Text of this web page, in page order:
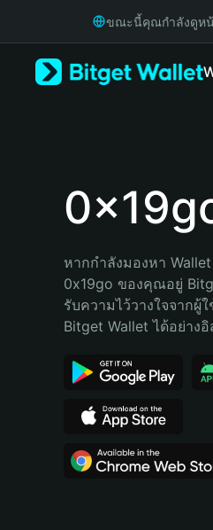
Русский
Bahasa Indonesia
Português (Brasil)
ขณะนี้คุณกำลังดูห
หากกำลังมองหา
0x19go ของคุณอยู่
รับความไว้วางใจจาก
Bitget Wallet ได้อย่างอิ